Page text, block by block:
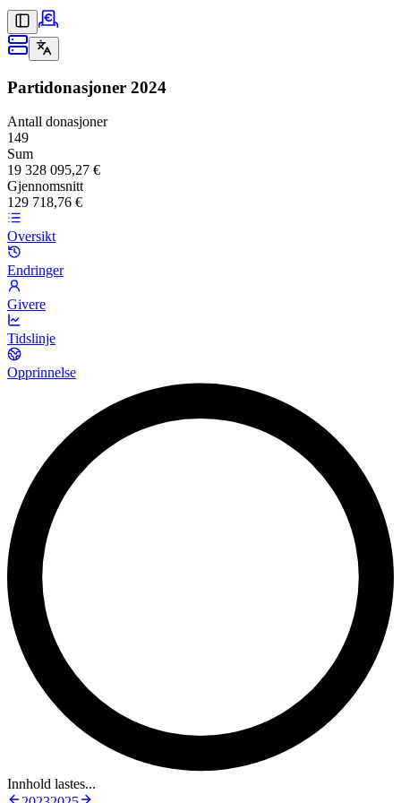
Partidonasjoner 2024
Antall donasjoner
149
Sum
19 328 095,27 €
Gjennomsnitt
129 718,76 €
Oversikt
Endringer
Givere
Tidslinje
Opprinnelse
Innhold lastes...